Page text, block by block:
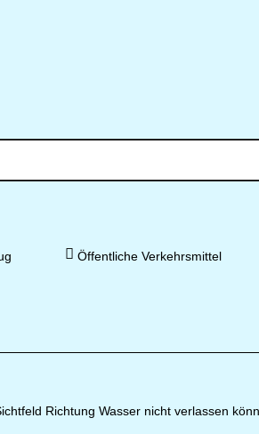
Öffentliche Verkehrsmittel
Richtung Wasser nicht verlassen